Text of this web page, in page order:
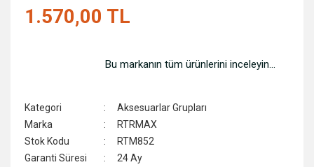
1.570,00 TL
Bu markanın tüm ürünlerini inceleyin...
Kategori
Aksesuarlar Grupları
Marka
RTRMAX
Stok Kodu
RTM852
Garanti Süresi
24 Ay